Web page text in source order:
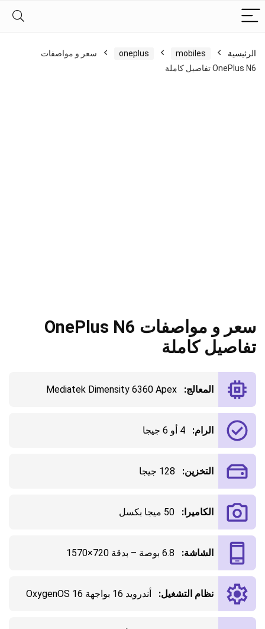
الرئيسية mobiles
oneplus
سعر و مواصفات
OnePlus N6 تفاصيل كاملة
سعر و مواصفات OnePlus N6
تفاصيل كاملة
المعالج: Mediatek Dimensity 6360 Apex
الرام: 4 أو 6 جيجا
التخزين: 128 جيجا
الكاميرا: 50 ميجا بكسل
الشاشة: 6.8 بوصة – بدقة 720×1570
نظام التشغيل: أندرويد 16 بواجهة OxygenOS 16